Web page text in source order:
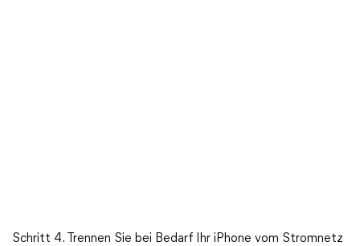
Schritt 4. Trennen Sie bei Bedarf Ihr iPhone vom Stromnetz